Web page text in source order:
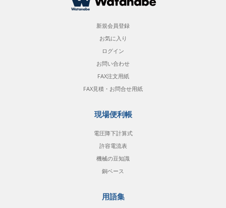
新規会員登録
お気に入り
ログイン
お問い合わせ
FAX注文用紙
FAX見積・お問合せ用紙
現場便利帳
電圧降下計算式
許容電流表
機械の豆知識
銅ベース
用語集